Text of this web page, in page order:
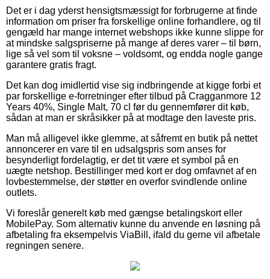
Det er i dag yderst hensigtsmæssigt for forbrugerne at finde
information om priser fra forskellige online forhandlere, og til
gengæld har mange internet webshops ikke kunne slippe for
at mindske salgspriserne på mange af deres varer – til børn,
lige så vel som til voksne – voldsomt, og endda nogle gange
garantere gratis fragt.
Det kan dog imidlertid vise sig indbringende at kigge forbi et
par forskellige e-forretninger efter tilbud på Cragganmore 12
Years 40%, Single Malt, 70 cl før du gennemfører dit køb,
sådan at man er skråsikker på at modtage den laveste pris.
Man må alligevel ikke glemme, at såfremt en butik på nettet
annoncerer en vare til en udsalgspris som anses for
besynderligt fordelagtig, er det tit være et symbol på en
uægte netshop. Bestillinger med kort er dog omfavnet af en
lovbestemmelse, der støtter en overfor svindlende online
outlets.
Vi foreslår generelt køb med gængse betalingskort eller
MobilePay. Som alternativ kunne du anvende en løsning på
afbetaling fra eksempelvis ViaBill, ifald du gerne vil afbetale
regningen senere.